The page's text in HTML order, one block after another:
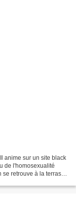
anime sur un site black
de l'homosexualité
retrouve à la terrasse